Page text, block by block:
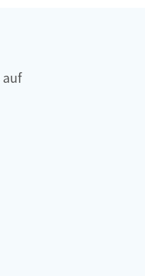
auf